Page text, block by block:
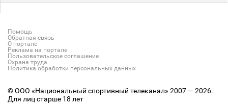
Помощь
Обратная связь
О портале
Реклама на портале
Пользовательское соглашение
Охрана труда
Политика обработки персональных данных
© ООО «Национальный спортивный телеканал» 2007 — 2026.
Для лиц старше 18 лет